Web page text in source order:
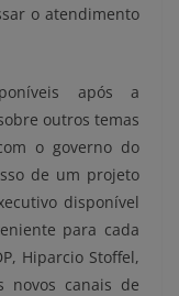
o atendimento
após a
outros temas
o governo do
de um projeto
disponível
para cada
Hiparcio Stoffel,
novos canais de